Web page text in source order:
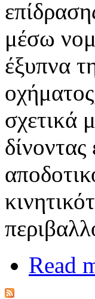
μέσω
έξυπνα
σχετικά
Read